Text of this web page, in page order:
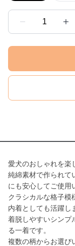
1
愛犬のおしゃれを楽
純綿素材で作られて
にも安心してご使用
クラシカルな格子模
内着としても活躍し
着脱しやすいシンプ
る一着です。
複数の柄からお選び